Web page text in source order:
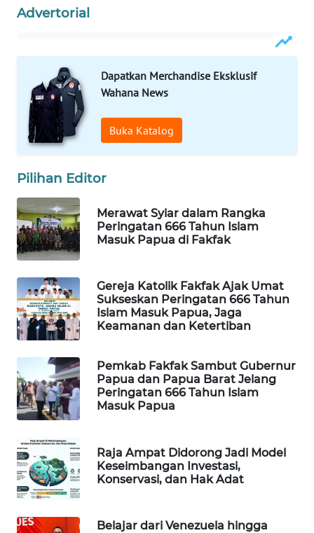
Advertorial
Dapatkan Merchandise Eksklusif
Wahana News
Buka Katalog
Pilihan Editor
Merawat Syiar dalam Rangka
Peringatan 666 Tahun Islam
Masuk Papua di Fakfak
Gereja Katolik Fakfak Ajak Umat
Sukseskan Peringatan 666 Tahun
Islam Masuk Papua, Jaga
Keamanan dan Ketertiban
Pemkab Fakfak Sambut Gubernur
Papua dan Papua Barat Jelang
Peringatan 666 Tahun Islam
Masuk Papua
Raja Ampat Didorong Jadi Model
Keseimbangan Investasi,
Konservasi, dan Hak Adat
Belajar dari Venezuela hingga
WAHANA
KONSUMEN
LISTRIK
MASYARAKAT
WALINKI
ID
MAWAKA
MARTABAT
NET
PLN
WATCH
MKLI
LPKKI
LKKI
KOPEKLIN